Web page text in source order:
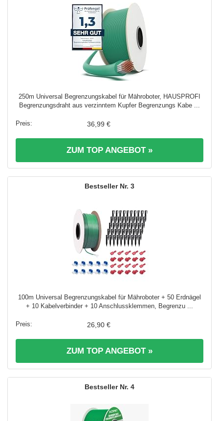
250m Universal Begrenzungskabel für Mähroboter, HAUSPROFI
Begrenzungsdraht aus verzinntem Kupfer Begrenzungs Kabe ...
36,99 €
ZUM TOP ANGEBOT »
3
100m Universal Begrenzungskabel für Mähroboter + 50 Erdnägel
+ 10 Kabelverbinder + 10 Anschlussklemmen, Begrenzu ...
26,90 €
ZUM TOP ANGEBOT »
4